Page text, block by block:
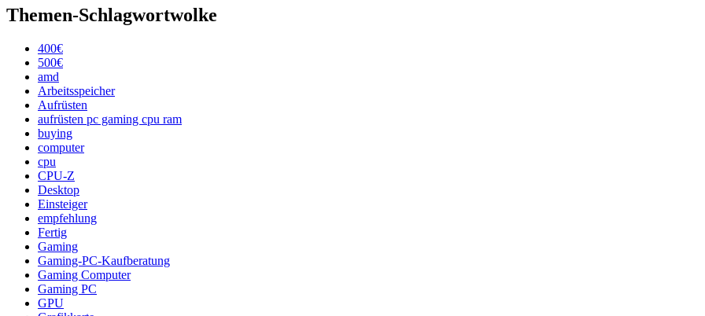
Themen-Schlagwortwolke
400€
500€
amd
Arbeitsspeicher
Aufrüsten
aufrüsten pc gaming cpu ram
buying
computer
cpu
CPU-Z
Desktop
Einsteiger
empfehlung
Fertig
Gaming
Gaming-PC-Kaufberatung
Gaming Computer
Gaming PC
GPU